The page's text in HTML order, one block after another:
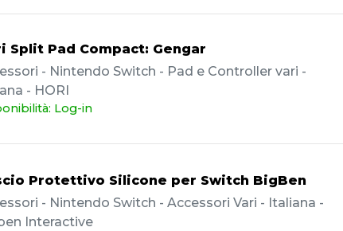
Split Pad Compact: Gengar
- Nintendo Switch - Pad e Controller vari -
- HORI
Log-in
Protettivo Silicone per Switch BigBen
- Nintendo Switch - Accessori Vari - Italiana -
Interactive